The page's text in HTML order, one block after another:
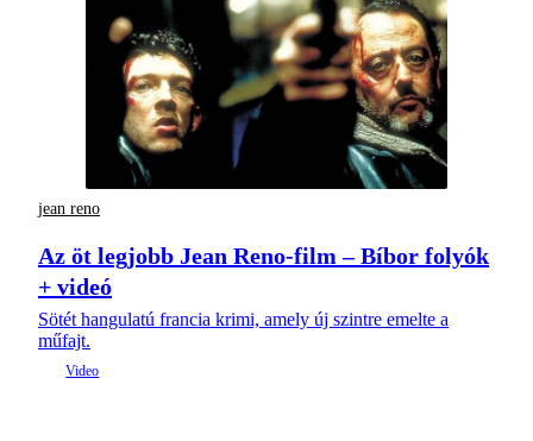
jean reno
Az öt legjobb Jean Reno-film – Bíbor folyók
+ videó
Sötét hangulatú francia krimi, amely új szintre emelte a
műfajt.